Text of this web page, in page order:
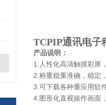
TCPIP通讯电子
产品说明：
1.人性化高清触摸彩屏
2.称重稳重准确，稳定
3.可下载各种重应用软
4.图形化直视操作画面